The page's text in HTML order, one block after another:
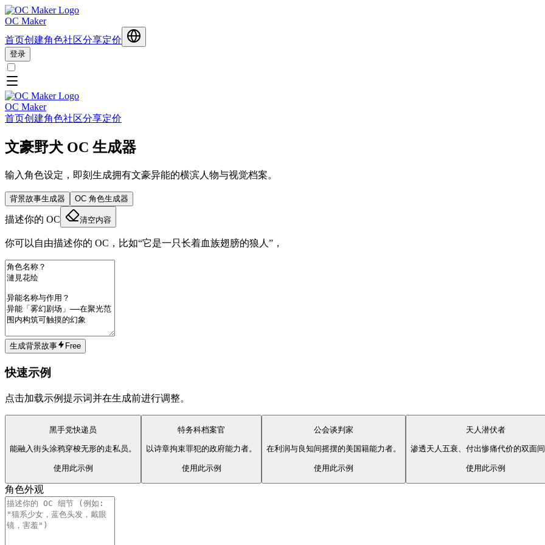
OC Maker
首页创建角色社区分享定价
登录
OC Maker
首页创建角色社区分享定价
文豪野犬 OC 生成器
输入角色设定，即刻生成拥有文豪异能的横滨人物与视觉档案。
背景故事生成器 OC 角色生成器
描述你的 OC 清空内容
你可以自由描述你的 OC，比如“它是一只长着血族翅膀的狼人”，
生成背景故事 Free
快速示例
点击加载示例提示词并在生成前进行调整。
黑手党快递员
能融入街头涂鸦穿梭无形的走私员。
使用此示例
特务科档案官
以诗章拘束罪犯的政府能力者。
使用此示例
公会谈判家
在利润与良知间摇摆的美国籍能力者。
使用此示例
天人潜伏者
渗透天人五衰、付出惨痛代价的双面
使用此示例
角色外观